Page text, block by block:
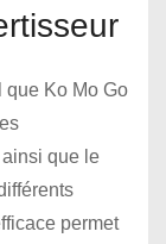
que Ko Mo Go
que le
permet